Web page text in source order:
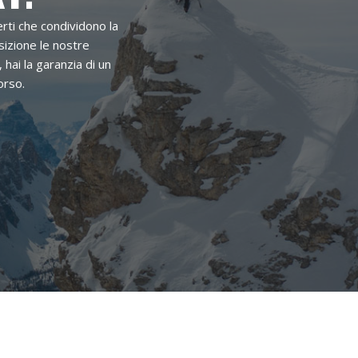
che condividono la
le nostre
la garanzia di un